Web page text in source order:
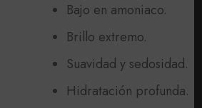
Bajo en amoniaco.
Brillo extremo.
Suavidad y sedosidad.
Hidratación profunda.